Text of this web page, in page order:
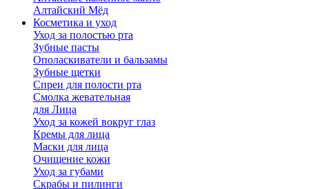
Алтайский Мёд
Косметика и уход
Уход за полостью рта
Зубные пасты
Ополаскиватели и бальзамы
Зубные щетки
Спреи для полости рта
Смолка жевательная
для Лица
Уход за кожей вокруг глаз
Кремы для лица
Маски для лица
Очищение кожи
Уход за губами
Скрабы и пилинги